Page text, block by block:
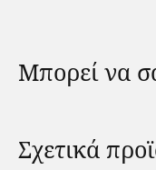
Μπορεί να
Σχετικά